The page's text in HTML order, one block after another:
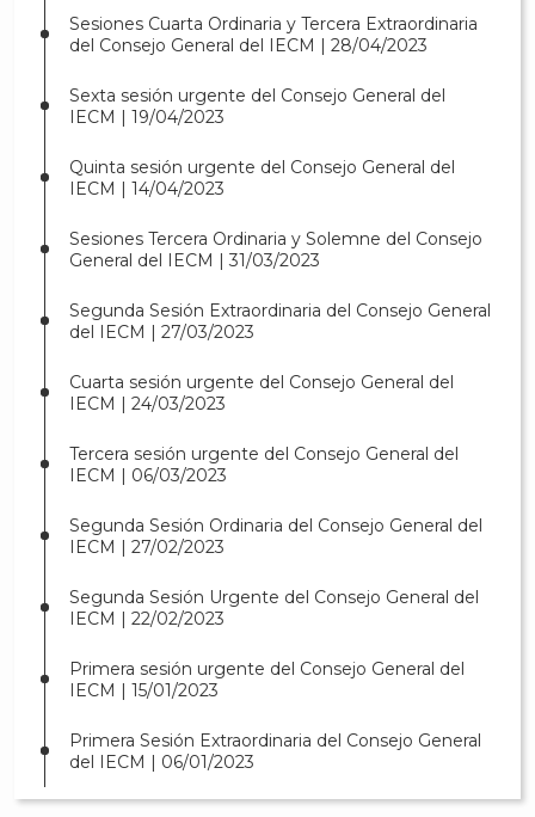
Sesiones Cuarta Ordinaria y Tercera Extraordinaria
del Consejo General del IECM | 28/04/2023
Sexta sesión urgente del Consejo General del
IECM | 19/04/2023
Quinta sesión urgente del Consejo General del
IECM | 14/04/2023
Sesiones Tercera Ordinaria y Solemne del Consejo
General del IECM | 31/03/2023
Segunda Sesión Extraordinaria del Consejo General
del IECM | 27/03/2023
Cuarta sesión urgente del Consejo General del
IECM | 24/03/2023
Tercera sesión urgente del Consejo General del
IECM | 06/03/2023
Segunda Sesión Ordinaria del Consejo General del
IECM | 27/02/2023
Segunda Sesión Urgente del Consejo General del
IECM | 22/02/2023
Primera sesión urgente del Consejo General del
IECM | 15/01/2023
Primera Sesión Extraordinaria del Consejo General
del IECM | 06/01/2023